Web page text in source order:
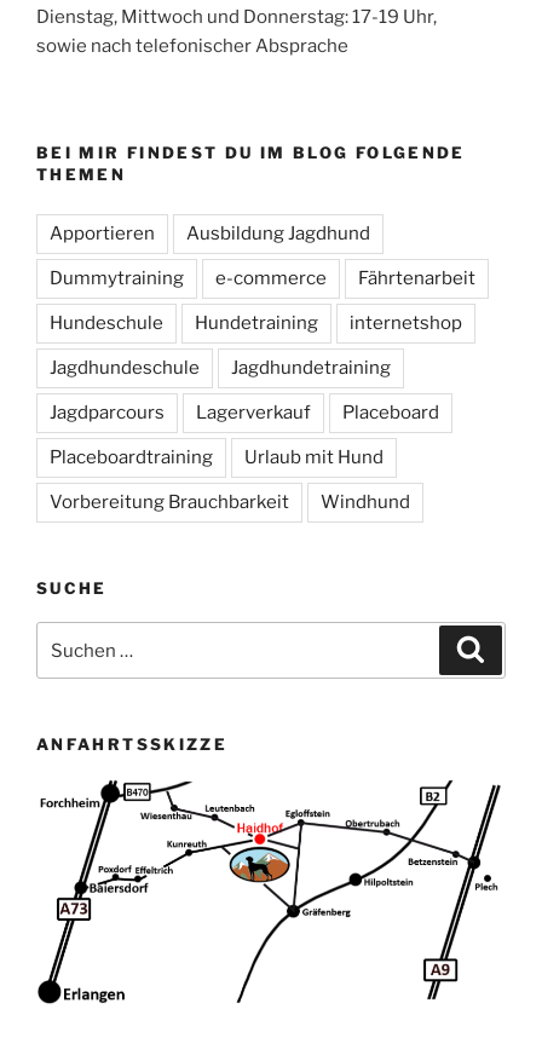
Dienstag, Mittwoch und Donnerstag: 17-19 Uhr,
sowie nach telefonischer Absprache
BEI MIR FINDEST DU IM BLOG FOLGENDE
THEMEN
Apportieren Ausbildung Jagdhund
Dummytraining e-commerce Fährtenarbeit
Hundeschule Hundetraining internetshop
Jagdhundeschule Jagdhundetraining
Jagdparcours Lagerverkauf Placeboard
Placeboardtraining Urlaub mit Hund
Vorbereitung Brauchbarkeit Windhund
SUCHE
nach:
ANFAHRTSSKIZZE